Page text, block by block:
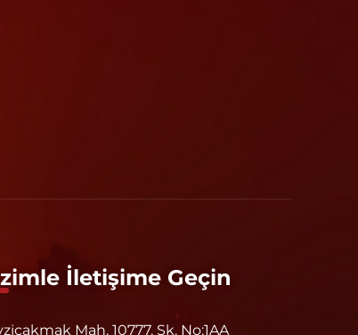
İletişime Geçin
Mah. 10777. Sk. No:1AA